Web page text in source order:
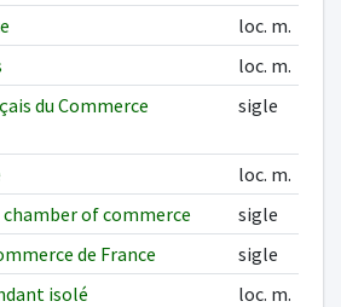
loc. m.
loc. m.
du Commerce
sigle
loc. m.
of commerce
sigle
de France
sigle
isolé
loc. m.